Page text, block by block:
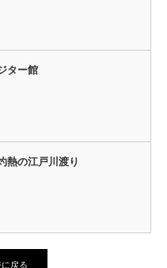
ター館
の江戸川渡り
に戻る